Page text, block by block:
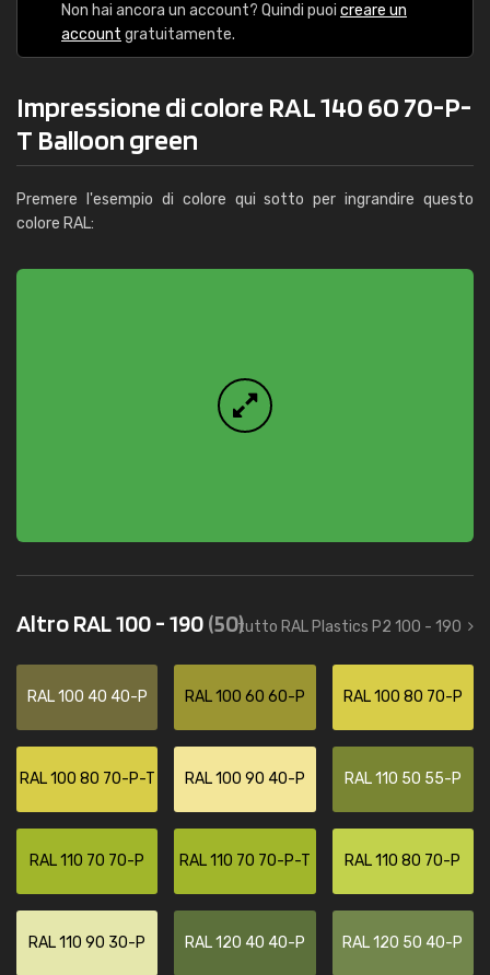
Non hai ancora un account? Quindi puoi creare un
account gratuitamente.
Impressione di colore RAL 140 60 70-P-
T Balloon green
Premere l'esempio di colore qui sotto per ingrandire questo
colore RAL:
Altro RAL 100 - 190(50)tutto RAL Plastics P2 100 - 190
RAL 100 40 40-P RAL 100 60 60-P RAL 100 80 70-P
RAL 100 80 70-P-T RAL 100 90 40-P RAL 110 50 55-P
RAL 110 70 70-P RAL 110 70 70-P-T RAL 110 80 70-P
RAL 110 90 30-P RAL 120 40 40-P RAL 120 50 40-P